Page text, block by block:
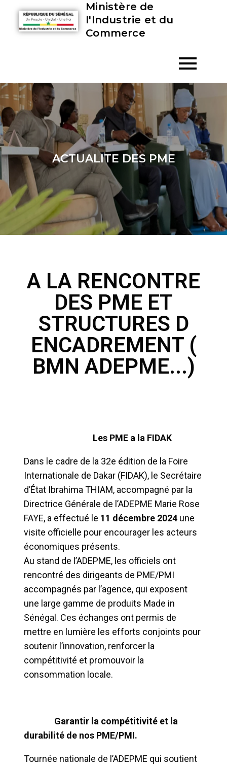
Ministère de
l'Industrie et du
Commerce
ACTUALITE DES PME
A LA RENCONTRE
DES PME ET
STRUCTURES D
ENCADREMENT (
BMN ADEPME...)
Les PME a la FIDAK
Dans le cadre de la 32e édition de la Foire
Internationale de Dakar (FIDAK), le Secrétaire
d’État Ibrahima THIAM, accompagné par la
Directrice Générale de l’ADEPME Marie Rose
FAYE, a effectué le 11 décembre 2024 une
visite officielle pour encourager les acteurs
économiques présents.
Au stand de l’ADEPME, les officiels ont
rencontré des dirigeants de PME/PMI
accompagnés par l’agence, qui exposent
une large gamme de produits Made in
Sénégal. Ces échanges ont permis de
mettre en lumière les efforts conjoints pour
soutenir l’innovation, renforcer la
compétitivité et promouvoir la
consommation locale.
Garantir la compétitivité et la
durabilité de nos PME/PMI.
Tournée nationale de l’ADEPME qui soutient